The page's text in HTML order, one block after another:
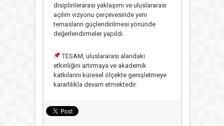
disiplinlerarası yaklaşımı ve uluslararası
açılım vizyonu çerçevesinde yeni
temasların güçlendirilmesi yönünde
değerlendirmeler yapıldı.
TESAM, uluslararası alandaki
etkinliğini artırmaya ve akademik
katkılarını küresel ölçekte genişletmeye
kararlılıkla devam etmektedir.